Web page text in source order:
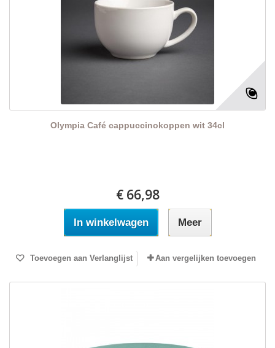
Olympia Café cappuccinokoppen wit 34cl
€ 66,98
In winkelwagen Meer
Toevoegen aan Verlanglijst Aan vergelijken toevoegen